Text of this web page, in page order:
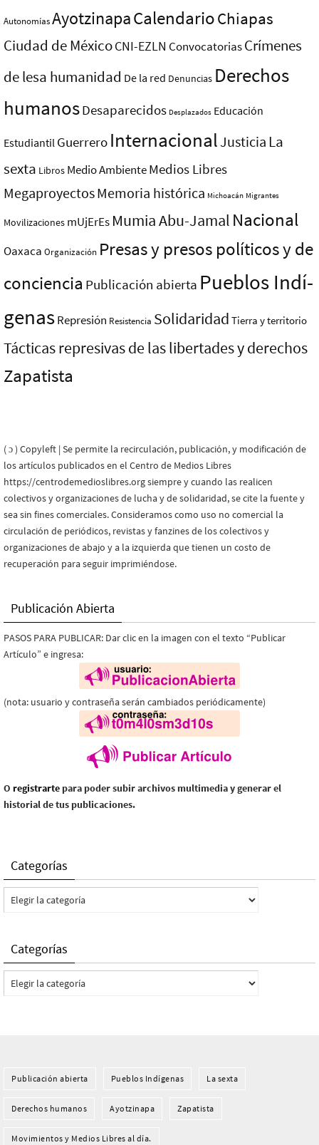
AutonomíasAyotzinapaCalendarioChiapas
Ciudad de MéxicoCNI-EZLN ConvocatoriasCrímenes
de lesa humanidad De la red Denuncias Derechos
humanosDesaparecidos Desplazados Educación
Estudiantil Guerrero InternacionalJusticia La
sexta Libros Medio AmbienteMedios Libres
MegaproyectosMemoria histórica Michoacán Migrantes
Movilizaciones mUjErEs Mumia Abu-Jamal Nacional
Oaxaca Organización Presas y presos polí­ticos y de
conciencia Publicación abierta Pueblos Indí­
genasRepresión Resistencia Solidaridad Tierra y territorio
Tácticas represivas de las libertades y derechos
Zapatista
( ɔ ) Copyleft | Se permite la recirculación, publicación, y modificación de
los artículos publicados en el Centro de Medios Libres
https://centrodemedioslibres.org siempre y cuando las realicen
colectivos y organizaciones de lucha y de solidaridad, se cite la fuente y
sea sin fines comerciales. Consideramos como uso no comercial la
circulación de periódicos, revistas y fanzines de los colectivos y
organizaciones de abajo y a la izquierda que tienen un costo de
recuperación para seguir imprimiéndose.
Publicación Abierta
PASOS PARA PUBLICAR: Dar clic en la imagen con el texto “Publicar
Artículo” e ingresa:
(nota: usuario y contraseña serán cambiados periódicamente)
O registrarte para poder subir archivos multimedia y generar el
historial de tus publicaciones.
Categorías
Categorías
Categorías
Categorías
Publicación abierta Pueblos Indí­genas La sexta
Derechos humanos Ayotzinapa Zapatista
Movimientos y Medios Libres al día.